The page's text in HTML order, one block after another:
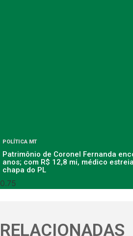
POLÍTICA MT
Patrimônio de Coronel Fernanda
anos; com R$ 12,8 mi, médico
chapa do PL
RELACIONADAS